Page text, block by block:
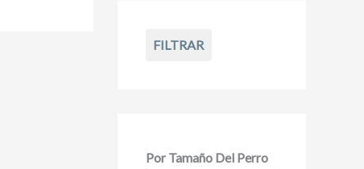
FILTRAR
Por Tamaño Del Perro